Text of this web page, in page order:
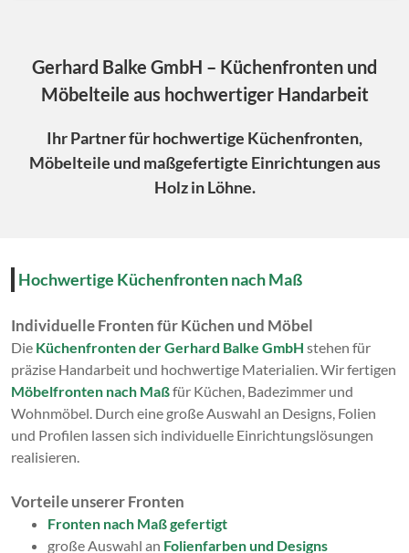
Gerhard Balke GmbH – Küchenfronten und
Möbelteile aus hochwertiger Handarbeit
Ihr Partner für hochwertige Küchenfronten,
Möbelteile und maßgefertigte Einrichtungen aus
Holz in Löhne.
Hochwertige Küchenfronten nach Maß
Individuelle Fronten für Küchen und Möbel
Die Küchenfronten der Gerhard Balke GmbH stehen für
präzise Handarbeit und hochwertige Materialien. Wir fertigen
Möbelfronten nach Maßfür Küchen, Badezimmer und
Wohnmöbel. Durch eine große Auswahl an Designs, Folien
und Profilen lassen sich individuelle Einrichtungslösungen
realisieren.
Vorteile unserer Fronten
Fronten nach Maß gefertigt
große Auswahl an Folienfarben und Designs